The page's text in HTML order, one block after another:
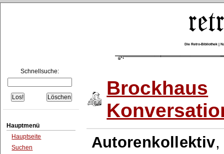
Die Retro-Bibliothek |
Schnellsuche:
Hauptmenü
Hauptseite
Suchen
Brockhaus
Autorenkollektiv